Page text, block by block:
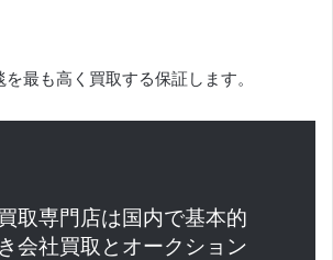
最も高く買取する保証します。
取専門店は国内で基本的
会社買取とオークション